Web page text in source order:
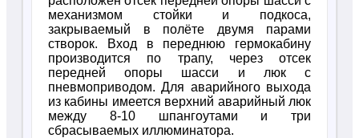
механизмом стойки и подкоса,
закрываемый в полёте двумя парами
створок. Вход в переднюю гермокабину
производится по трапу, через отсек
передней опоры шасси и люк с
пневмоприводом. Для аварийного выхода
из кабины имеется верхний аварийный люк
между 8-10 шпангоутами и три
сбрасываемых иллюминатора.